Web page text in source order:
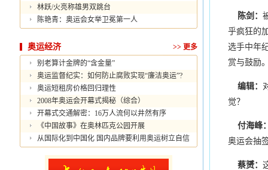
林跃/火亮称雄男双跳台
陈艳青：奥运会女举卫冕第一人
奥运经济 >> 更多
别老算计金牌的“含金量”
奥运监督纪实：如何防止腐败实现“廉洁奥运”?
奥运短租房价格回归理性
2008年奥运会开幕式揭秘（综合）
开幕式交通解密：16万人流何以井然有序
《中国故事》在奥林匹克公园开展
从国际化到中国化 国内品牌要利用奥运树立自信
陈剑：
乎疯狂的
选手中年
赏与鼓励
编辑：
觉？
付海峰
奥运会抽
蔡赟：